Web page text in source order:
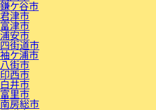
鎌ケ谷市
君津市
富津市
浦安市
四街道市
袖ケ浦市
八街市
印西市
白井市
富里市
南房総市